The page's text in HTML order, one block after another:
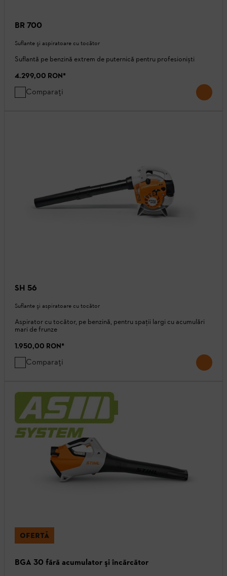
BR 700
Suflante şi aspiratoare cu tocător
Suflantă pe benzină extrem de puternică pentru profesioniști
4.299,00 RON*
Comparați
SH 56
Suflante şi aspiratoare cu tocător
Aspirator cu tocător, pe benzină, pentru spaţii largi cu acumulări
mari de frunze
1.950,00 RON*
Comparați
OFERTĂ
BGA 30 fără acumulator şi încărcător